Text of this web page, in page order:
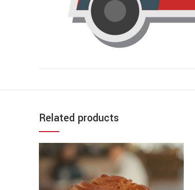
Related products